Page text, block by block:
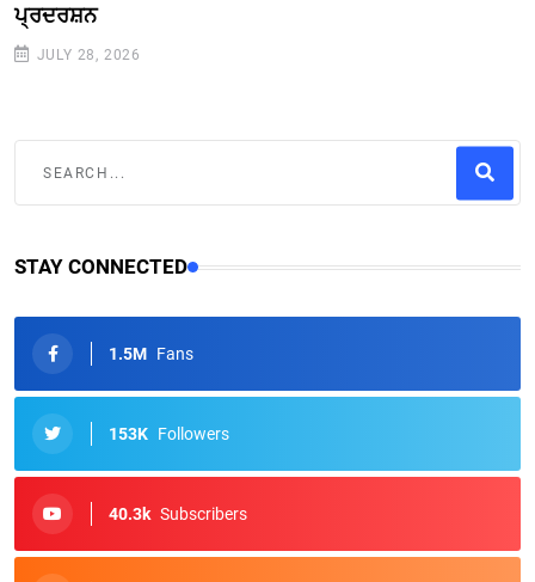
ਪ੍ਰਦਰਸ਼ਨ
JULY 28, 2026
STAY CONNECTED
1.5M Fans
153K Followers
40.3k Subscribers